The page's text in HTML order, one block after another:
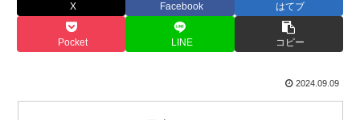
X Facebook はてブ
Pocket LINE コピー
2024.09.09